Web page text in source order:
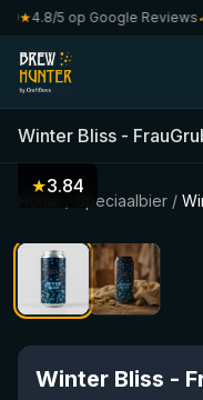
4.8/5 op Google Reviews✓
Winter Bliss -
Speciaalbier /
★3.84
Winter Bliss -